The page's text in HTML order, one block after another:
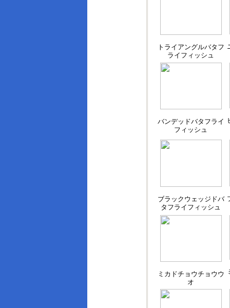
トライアングルバタフ
ライフィッシュ
バンデッドバタフライ
フィッシュ
ブラックウェッジドバ
タフライフィッシュ
ミカドチョウチョウウ
オ